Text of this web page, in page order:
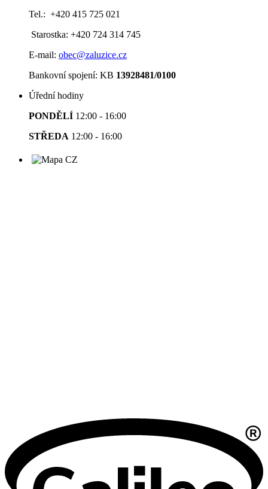
Tel.: +420 415 725 021
Starostka: +420 724 314 745
E-mail: obec@zaluzice.cz
Bankovní spojení: KB 13928481/0100
Úřední hodiny
PONDĚLÍ 12:00 - 16:00
STŘEDA 12:00 - 16:00